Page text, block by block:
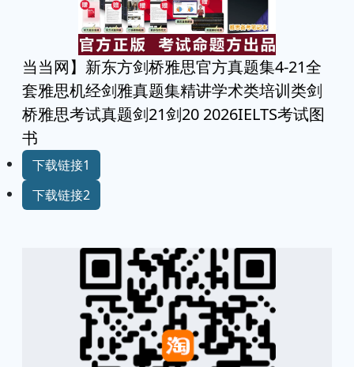
当当网】新东方剑桥雅思官方真题集4-21全
套雅思机经剑雅真题集精讲学术类培训类剑
桥雅思考试真题剑21剑20 2026IELTS考试图
书
下载链接1
下载链接2